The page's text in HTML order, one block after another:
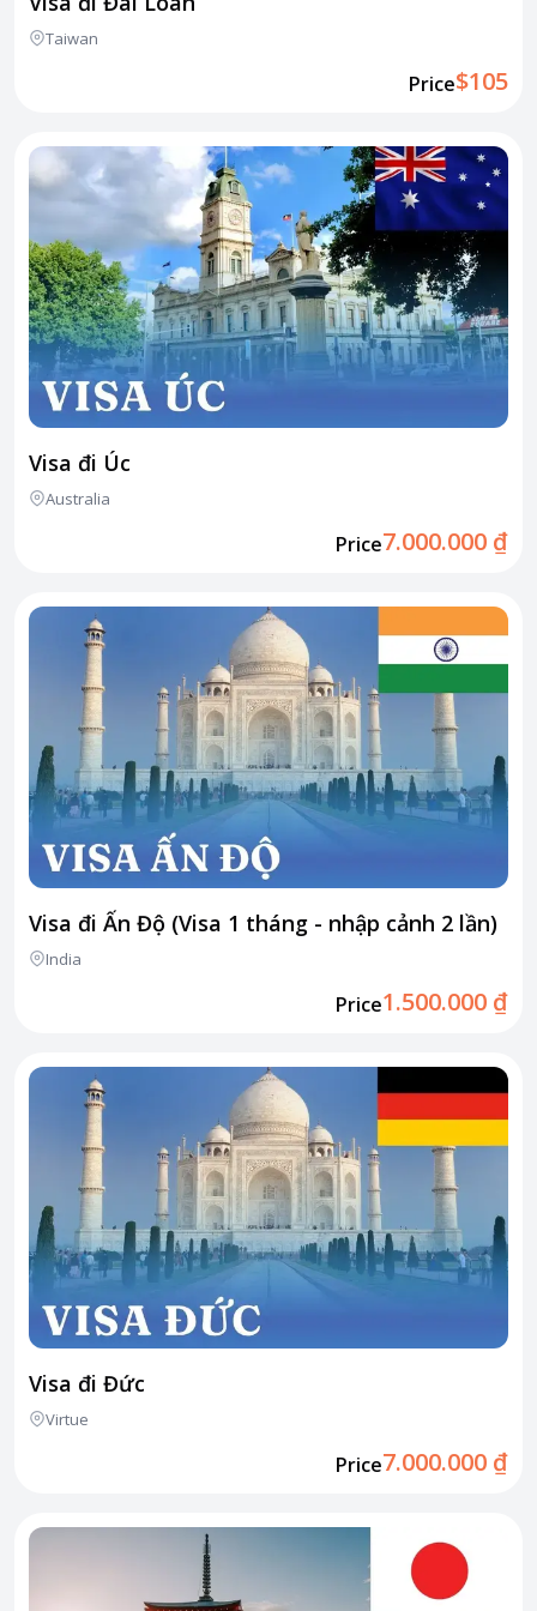
News
Contact us
Taiwan
Price$105
Visa đi Úc
Australia
Price7.000.000 ₫
Visa đi Ấn Độ (Visa 1 tháng - nhập cảnh 2 lần)
India
Price1.500.000 ₫
Visa đi Đức
Virtue
Price7.000.000 ₫